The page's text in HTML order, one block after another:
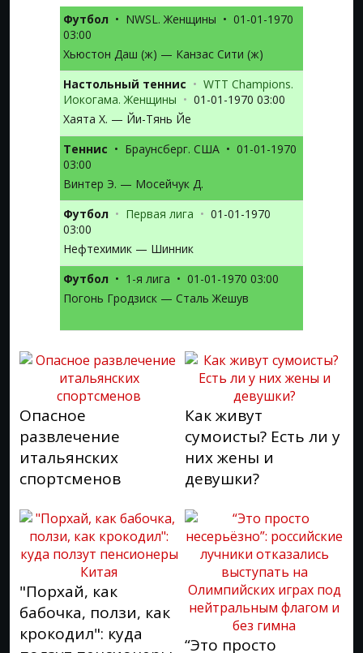
Футбол • NWSL. Женщины • 01-01-1970
03:00
Хьюстон Даш (ж) — Канзас Сити (ж)
Настольный теннис • WTT Champions.
Иокогама. Женщины • 01-01-1970 03:00
Хаята Х. — Йи-Тянь Йе
Теннис • Браунсберг. США • 01-01-1970
03:00
Винтер Э. — Мосейчук Д.
Футбол • Первая лига • 01-01-1970
03:00
Нефтехимик — Шинник
Футбол • 1-я лига • 01-01-1970 03:00
Погонь Гродзиск — Сталь Жешув
Опасное
развлечение
итальянских
спортсменов
Как живут
сумоисты? Есть ли у
них жены и
девушки?
"Порхай, как
бабочка, ползи, как
крокодил": куда
“Это просто